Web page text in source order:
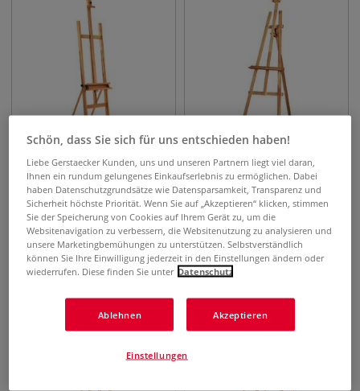
GERSTAECKER Studio-
Atelierstaffelei
119,99€
Atelierstaffelei
47,90€
Schön, dass Sie sich für uns entschieden haben!
Liebe Gerstaecker Kunden, uns und unseren Partnern liegt viel daran,
Ihnen ein rundum gelungenes Einkaufserlebnis zu ermöglichen. Dabei
haben Datenschutzgrundsätze wie Datensparsamkeit, Transparenz und
Sicherheit höchste Priorität. Wenn Sie auf „Akzeptieren“ klicken, stimmen
Sie der Speicherung von Cookies auf Ihrem Gerät zu, um die
Websitenavigation zu verbessern, die Websitenutzung zu analysieren und
unsere Marketingbemühungen zu unterstützen. Selbstverständlich
können Sie Ihre Einwilligung jederzeit in den Einstellungen ändern oder
wiederrufen. Diese finden Sie unter Datenschutz
Ablehnen Akzeptieren
Einstellungen